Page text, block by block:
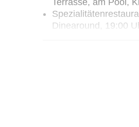
Terrasse, am Pool,
Dinearound, 19:00